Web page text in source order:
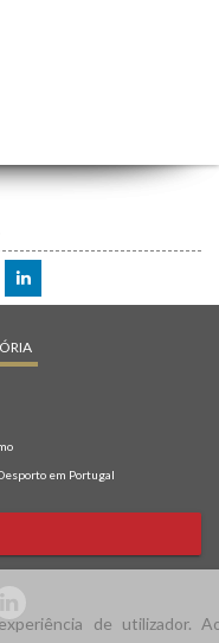
de utilizador.
em Portugal